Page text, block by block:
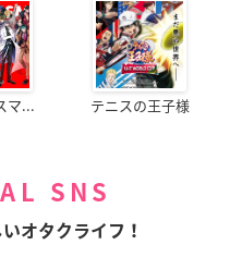
マ... テニスの王子様
SNS
オタクライフ！